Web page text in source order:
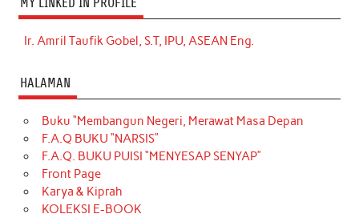
Ir. Amril Taufik Gobel, S.T, IPU, ASEAN Eng.
HALAMAN
Buku “Membangun Negeri, Merawat Masa Depan
F.A.Q BUKU “NARSIS”
F.A.Q. BUKU PUISI “MENYESAP SENYAP”
Front Page
Karya & Kiprah
KOLEKSI E-BOOK